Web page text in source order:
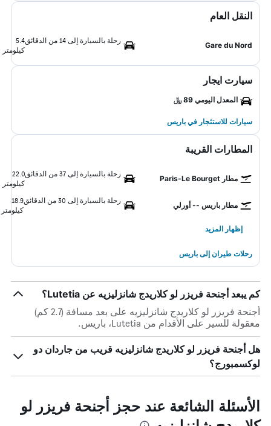
النقل العام
Gare du Nord
رحلة بالسيارة إلى 14 من الدقائق
5.4
كيلومتر
سيارت ايجار
المعدل اليومي 89 ﷼
سيارات للاستئجار في باريس
المطارات القريبة
مطار Paris-Le Bourget
رحلة بالسيارة إلى 37 من الدقائق
22.0
كيلومتر
مطار باريس -- أورلي
رحلة بالسيارة إلى 30 من الدقائق
18.9
كيلومتر
إظهار المزيد
رحلات طيران إلى باريس
كم يبعد أجنحة فريزر لو كلاريدج شانزليزيه عن Lutetia؟
أجنحة فريزر لو كلاريدج شانزليزيه على بعد مسافة (2.7 كم)
معقولة للسير على الأقدام من Lutetia، باريس.
هل أجنحة فريزر لو كلاريدج شانزليزيه قريب من جاردان دو
لوكسمبورج؟
الأسئلة الشائعة عند حجز أجنحة فريزر لو